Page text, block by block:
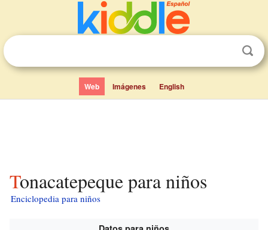
Web Imágenes English
Tonacatepeque para niños
Enciclopedia para niños